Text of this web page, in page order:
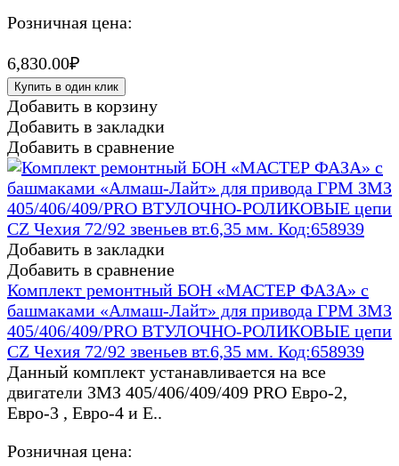
Розничная цена:
6,830.00₽
Купить в один клик
Добавить в корзину
Добавить в закладки
Добавить в сравнение
Добавить в закладки
Добавить в сравнение
Комплект ремонтный БОН «МАСТЕР ФАЗА» с
башмаками «Алмаш-Лайт» для привода ГРМ ЗМЗ
405/406/409/PRO ВТУЛОЧНО-РОЛИКОВЫЕ цепи
CZ Чехия 72/92 звеньев вт.6,35 мм. Код:658939
Данный комплект устанавливается на все
двигатели ЗМЗ 405/406/409/409 PRO Евро-2,
Евро-3 , Евро-4 и Е..
Розничная цена: